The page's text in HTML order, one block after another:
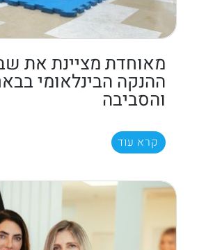
מאוחדת מציינת את
ההנקה הבינלאומי
והסביבה
קרא עוד